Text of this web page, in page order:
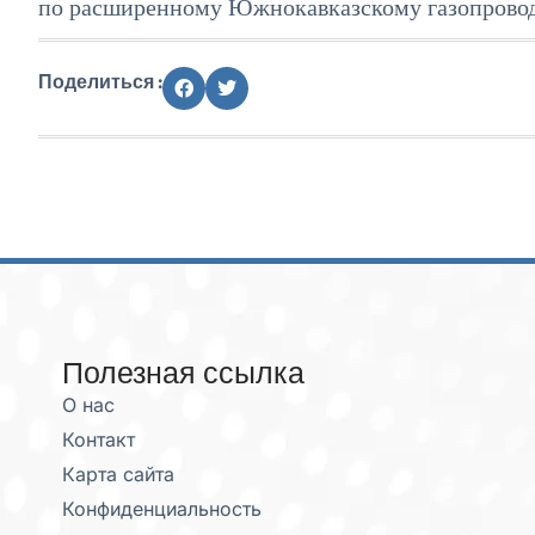
по расширенному Южнокавказскому
Поделиться :
Полезная ссылка
О нас
Контакт
Карта сайта
Конфиденциальность